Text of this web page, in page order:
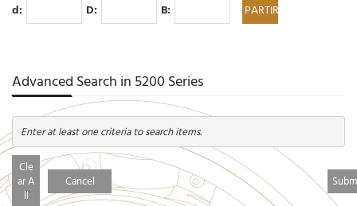
d: D: B:
Advanced Search in 5200 Series
Enter at least one criteria to search items.
Cle
ar A
ll
Cancel